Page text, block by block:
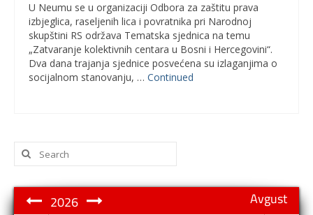
U Neumu se u organizaciji Odbora za zaštitu prava
izbjeglica, raseljenih lica i povratnika pri Narodnoj
skupštini RS održava Tematska sjednica na temu
„Zatvaranje kolektivnih centara u Bosni i Hercegovini“.
Dva dana trajanja sjednice posvećena su izlaganjima o
socijalnom stanovanju, … Continued
Search
for:
Avgust
2026